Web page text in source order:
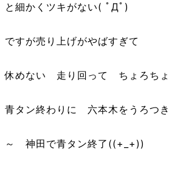
と細かくツキがない( ﾟДﾟ)
ですが売り上げがやばすぎて
休めない 走り回って ちょろち
青タン終わりに 六本木をうろつき
～ 神田で青タン終了((+_+))